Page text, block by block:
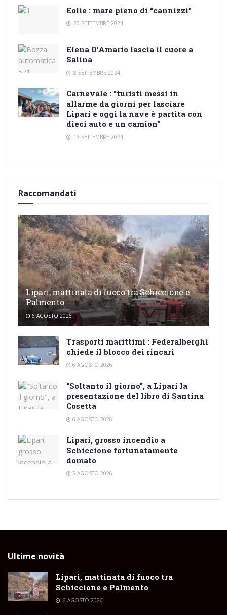
Eolie : mare pieno di “cannizzi”
20 SETTEMBRE 2024
Elena D’Amario lascia il cuore a
Salina
8 SETTEMBRE 2024
Carnevale : “turisti messi in
allarme da giorni per lasciare
Lipari e oggi la nave è partita con
dieci auto e un camion”
13 SETTEMBRE 2024
Raccomandati
Lipari, mattinata di fuoco tra Schiccione e
Palmento
6 AGOSTO 2026
Trasporti marittimi : Federalberghi
chiede il blocco dei rincari
6 AGOSTO 2026
“Soltanto il giorno”, a Lipari la
presentazione del libro di Santina
Cosetta
6 AGOSTO 2026
Lipari, grosso incendio a
Schiccione fortunatamente
domato
5 AGOSTO 2026
Ultime novità
Lipari, mattinata di fuoco tra
Schiccione e Palmento
6 AGOSTO 2026